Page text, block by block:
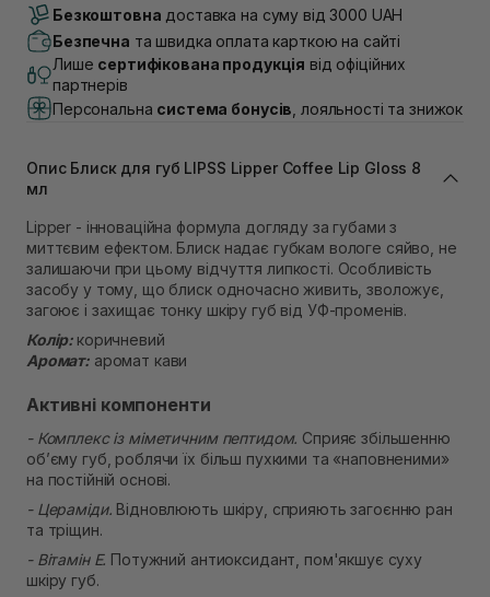
Немає в наявності!
В наявності
Самовивіз м. Львів, вул. Академіка Підстригача, 1В
(Duck’s Lake)
Немає в наявності!
Самовивіз м. Львів, вул. Степана Бандери 45
Самовивіз м. Рівне, вул. 16-го Липня, 15
В наявності
Самовивіз м. Рівне, вул. Кулика і Гудачека 23 (ТЦ
Екватор)
Немає в наявності!
Безкоштовна доставка на суму від 3000 UAH
Безпечна та швидка оплата карткою на сайті
Лише сертифікована продукція від офіційних
партнерів
Персональна система бонусів , лояльності та знижок
Опис Блиск для губ LIPSS Lipper Coffee Lip Gloss 8
мл
Lipper - інноваційна формула догляду за губами з
миттєвим ефектом. Блиск надає губкам вологе сяйво, не
залишаючи при цьому відчуття липкості. Особливість
засобу у тому, що блиск одночасно живить, зволожує,
загоює і захищає тонку шкіру губ від УФ-променів.
Колір: коричневий
Аромат: аромат кави
Активні компоненти
- Комплекс із міметичним пептидом. Сприяє збільшенню
об’єму губ, роблячи їх більш пухкими та «наповненими»
на постійній основі.
- Цераміди. Відновлюють шкіру, сприяють загоєнню ран
та тріщин.
- Вітамін Е. Потужний антиоксидант, пом'якшує суху
шкіру губ.